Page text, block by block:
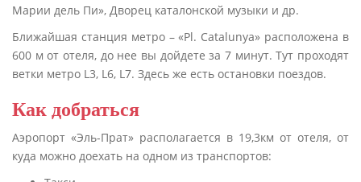
Марии дель Пи», Дворец каталонской музыки и др.
Ближайшая станция метро – «Pl. Catalunya» расположена в
600 м от отеля, до нее вы дойдете за 7 минут. Тут проходят
ветки метро L3, L6, L7. Здесь же есть остановки поездов.
Как добраться
Аэропорт «Эль-Прат» располагается в 19,3км от отеля, от
куда можно доехать на одном из транспортов: